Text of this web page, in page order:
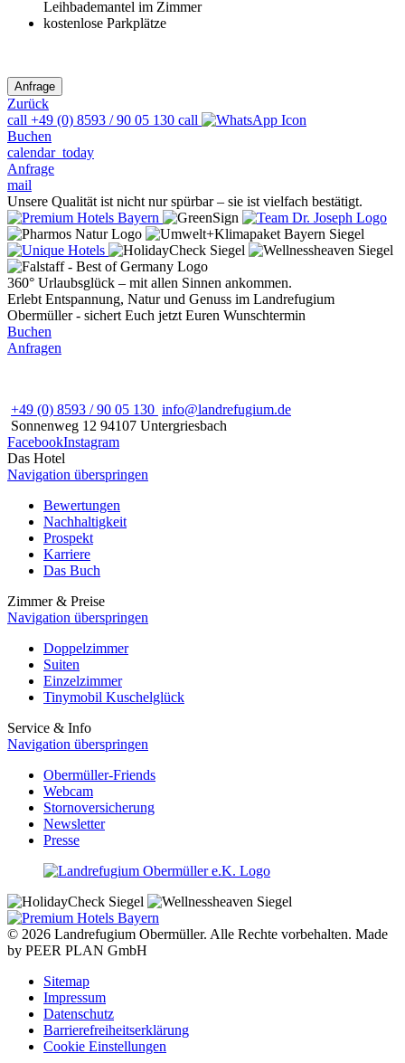
Leihbademantel im Zimmer
kostenlose Parkplätze
Zurück
call +49 (0) 8593 / 90 05 130 call
Buchen
calendar_today
Anfrage
mail
Unsere Qualität ist nicht nur spürbar – sie ist vielfach bestätigt.
360° Urlaubsglück – mit allen Sinnen ankommen.
Erlebt Entspannung, Natur und Genuss im Landrefugium
Obermüller - sichert Euch jetzt Euren Wunschtermin
Buchen
Anfragen
+49 (0) 8593 / 90 05 130 info@landrefugium.de
Sonnenweg 12 94107 Untergriesbach
FacebookInstagram
Das Hotel
Navigation überspringen
Bewertungen
Nachhaltigkeit
Prospekt
Karriere
Das Buch
Zimmer & Preise
Navigation überspringen
Doppelzimmer
Suiten
Einzelzimmer
Tinymobil Kuschelglück
Service & Info
Navigation überspringen
Obermüller-Friends
Webcam
Stornoversicherung
Newsletter
Presse
© 2026 Landrefugium Obermüller. Alle Rechte vorbehalten. Made
by PEER PLAN GmbH
Sitemap
Impressum
Datenschutz
Barrierefreiheitserklärung
Cookie Einstellungen